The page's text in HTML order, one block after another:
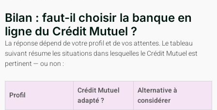
Bilan : faut-il choisir la banque en
ligne du Crédit Mutuel ?
La réponse dépend de votre profil et de vos attentes. Le tableau
suivant résume les situations dans lesquelles le Crédit Mutuel est
pertinent — ou non :
Profil
Crédit Mutuel
adapté ?
Alternative à
considérer